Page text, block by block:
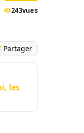
243vues
Partager
les